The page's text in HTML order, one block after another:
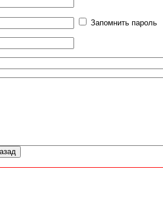
Запомнить пароль